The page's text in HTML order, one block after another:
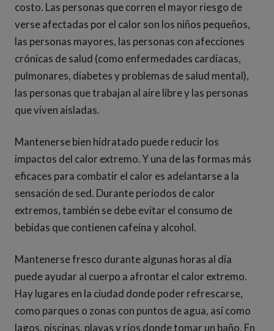
costo. Las personas que corren el mayor riesgo de
verse afectadas por el calor son los niños pequeños,
las personas mayores, las personas con afecciones
crónicas de salud (como enfermedades cardíacas,
pulmonares, diabetes y problemas de salud mental),
las personas que trabajan al aire libre y las personas
que viven aisladas.
Mantenerse bien hidratado puede reducir los
impactos del calor extremo. Y una de las formas más
eficaces para combatir el calor es adelantarse a la
sensación de sed. Durante periodos de calor
extremos, también se debe evitar el consumo de
bebidas que contienen cafeína y alcohol.
Mantenerse fresco durante algunas horas al día
puede ayudar al cuerpo a afrontar el calor extremo.
Hay lugares en la ciudad donde poder refrescarse,
como parques o zonas con puntos de agua, así como
lagos, piscinas, playas y ríos donde tomar un baño. En